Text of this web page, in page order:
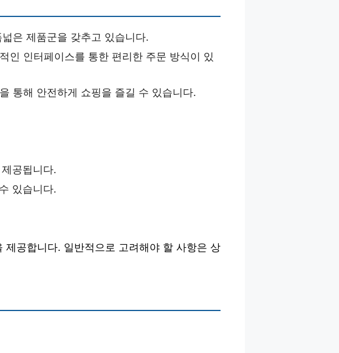
은 제품군을 갖추고 있습니다.
인 인터페이스를 통한 편리한 주문 방식이 있
통해 안전하게 쇼핑을 즐길 수 있습니다.
공됩니다.
있습니다.
공합니다. 일반적으로 고려해야 할 사항은 상